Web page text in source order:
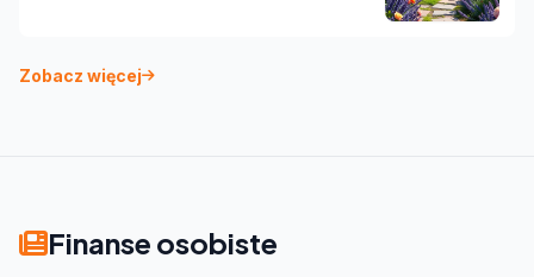
Zobacz więcej
Finanse osobiste